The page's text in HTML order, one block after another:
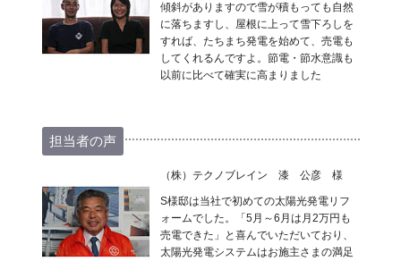
傾斜がありますので雪が積もっても自然
に落ちますし、屋根に上って雪下ろしを
すれば、たちまち発電を始めて、売電も
してくれるんですよ。節電・節水意識も
以前に比べて確実に高まりました
担当者の声
（株）テクノブレイン 漆 公彦 様
S様邸は当社で初めての太陽光発電リフ
ォームでした。「5月～6月は月2万円も
売電できた」と喜んでいただいており、
太陽光発電システムはお施主さまの満足